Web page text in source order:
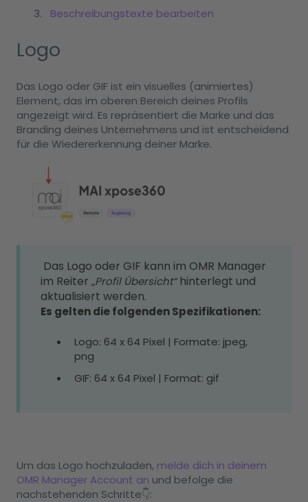
Beschreibungstexte bearbeiten
Logo
Das Logo oder GIF ist ein visuelles (animiertes)
Element, das im oberen Bereich deines Profils
angezeigt wird. Es repräsentiert die Marke und das
Branding deines Unternehmens und ist entscheidend
für die Wiedererkennung deiner Marke.
Das Logo oder GIF kann im OMR Manager
im Reiter „Profil Übersicht“hinterlegt und
aktualisiert werden.
Es gelten die folgenden Spezifikationen:
Logo: 64 x 64 Pixel | Formate: jpeg,
png
GIF: 64 x 64 Pixel | Format: gif
Um das Logo hochzuladen, melde dich in deinem
OMR Manager Account an und befolge die
nachstehenden Schritte👇: